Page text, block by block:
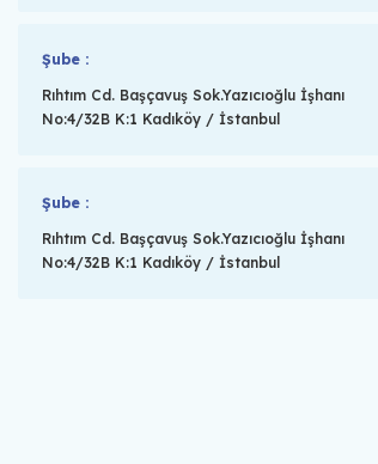
Şube :
Rıhtım Cd. Başçavuş Sok.Yazıcıoğlu İşhanı
No:4/32B K:1 Kadıköy / İstanbul
Şube :
Rıhtım Cd. Başçavuş Sok.Yazıcıoğlu İşhanı
No:4/32B K:1 Kadıköy / İstanbul